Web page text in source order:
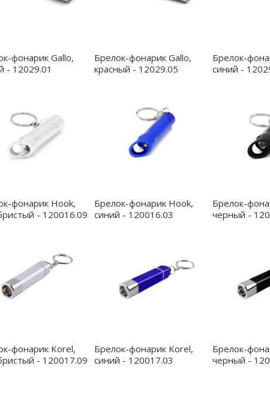
фонарик Gallo,
- 12029.01
Брелок-фонарик Gallo,
красный - 12029.05
Брелок-
синий -
фонарик Hook,
- 120016.09
Брелок-фонарик Hook,
синий - 120016.03
Брелок-
черный -
фонарик Korel,
- 120017.09
Брелок-фонарик Korel,
синий - 120017.03
Брелок-
черный -